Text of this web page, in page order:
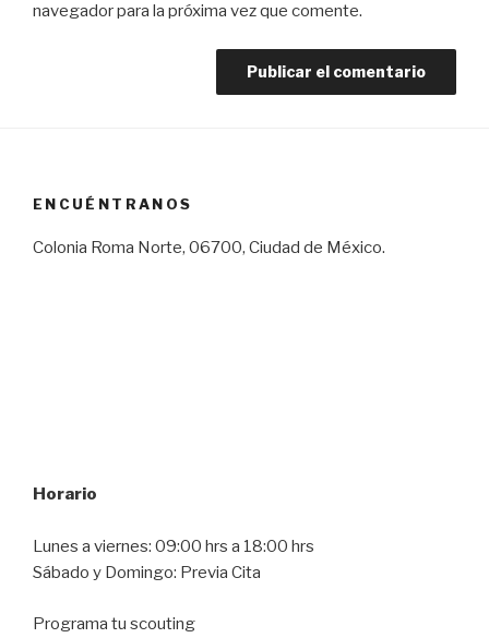
navegador para la próxima vez que comente.
ENCUÉNTRANOS
Colonia Roma Norte, 06700, Ciudad de México.
Horario
Lunes a viernes: 09:00 hrs a 18:00 hrs
Sábado y Domingo: Previa Cita
Programa tu scouting